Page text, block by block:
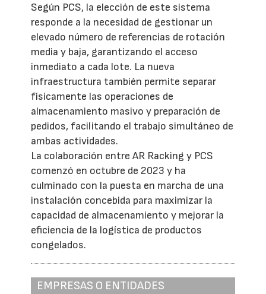
Según PCS, la elección de este sistema
responde a la necesidad de gestionar un
elevado número de referencias de rotación
media y baja, garantizando el acceso
inmediato a cada lote. La nueva
infraestructura también permite separar
físicamente las operaciones de
almacenamiento masivo y preparación de
pedidos, facilitando el trabajo simultáneo de
ambas actividades.
La colaboración entre AR Racking y PCS
comenzó en octubre de 2023 y ha
culminado con la puesta en marcha de una
instalación concebida para maximizar la
capacidad de almacenamiento y mejorar la
eficiencia de la logística de productos
congelados.
EMPRESAS O ENTIDADES